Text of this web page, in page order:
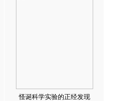
怪诞科学实验的正经发现